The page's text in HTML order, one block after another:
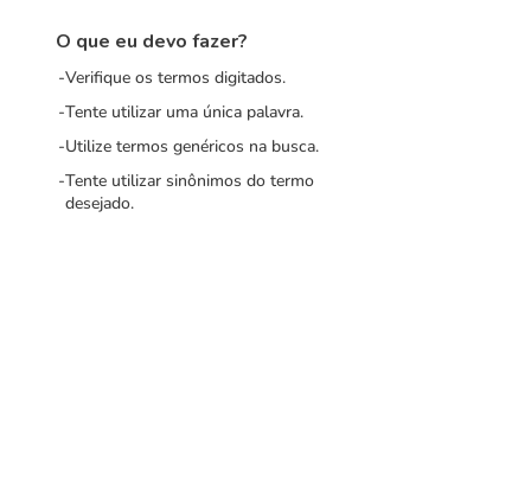
O que eu devo fazer?
Verifique os termos digitados.
Tente utilizar uma única palavra.
Utilize termos genéricos na busca.
Tente utilizar sinônimos do termo
desejado.